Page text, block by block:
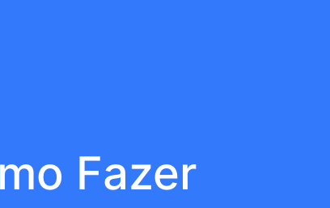
Fazer